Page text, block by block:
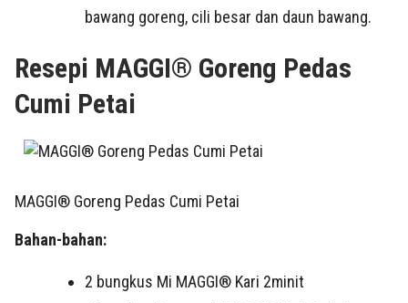
bawang goreng, cili besar dan daun bawang.
Resepi MAGGI® Goreng Pedas
Cumi Petai
MAGGI® Goreng Pedas Cumi Petai
Bahan-bahan:
️2 bungkus Mi MAGGI® Kari 2minit